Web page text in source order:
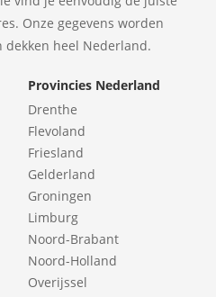
Onze gegevens worden
dekken heel Nederland.
Provincies Nederland
Drenthe
Flevoland
Friesland
Gelderland
Groningen
Limburg
Noord-Brabant
Noord-Holland
Overijssel